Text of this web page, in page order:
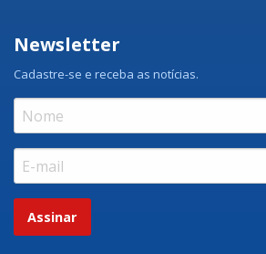
Newsletter
Cadastre-se e receba as notícias.
Assinar